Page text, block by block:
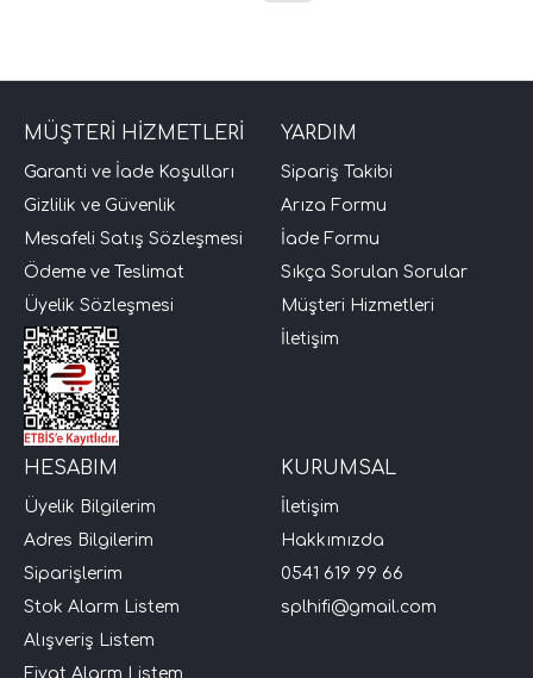
Arac Baslari)
Performans)
MÜŞTERİ HİZMETLERİ
Garanti ve İade Koşulları
Gizlilik ve Güvenlik
Mesafeli Satış Sözleşmesi
Ödeme ve Teslimat
Üyelik Sözleşmesi
YARDIM
Sipariş Takibi
Arıza Formu
İade Formu
Sıkça Sorulan Sorular
Müşteri Hizmetleri
İletişim
HESABIM
Üyelik Bilgilerim
Adres Bilgilerim
Siparişlerim
Stok Alarm Listem
Alışveriş Listem
Fiyat Alarm Listem
KURUMSAL
İletişim
Hakkımızda
0541 619 99 66
splhifi@gmail.com